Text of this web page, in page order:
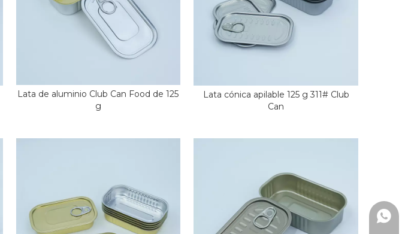
Lata de aluminio Club Can Food de 125
g
Lata cónica apilable 125 g 311# Club
Can